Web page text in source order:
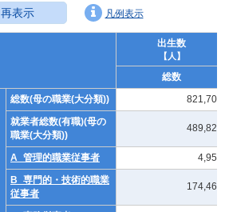
再表示 凡例表示
出生数
【人】
総数
総数(母の職業(大分類))
821,702
就業者総数(有職)(母の
職業(大分類))
489,826
A_管理的職業従事者
4,956
B_専門的・技術的職業
従事者
174,463